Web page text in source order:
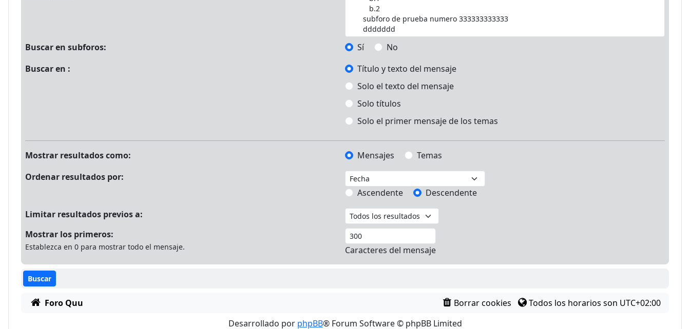
Buscar en subforos: Sí
No
Buscar en :
Título y texto del mensaje
Solo el texto del mensaje
Solo títulos
Solo el primer mensaje de los temas
Mostrar resultados como: Mensajes
Temas
Ordenar resultados por:
Ascendente
Descendente
Limitar resultados previos a:
Mostrar los primeros:
Establezca en 0 para mostrar todo el mensaje. Caracteres del mensaje
Foro Quu Borrar cookies Todos los horarios son UTC+02:00
Desarrollado por phpBB® Forum Software © phpBB Limited